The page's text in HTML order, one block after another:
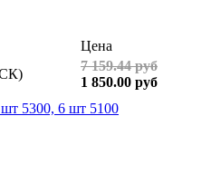
Цена
7 159.44 руб
1 850.00 руб
5300, 6 шт 5100